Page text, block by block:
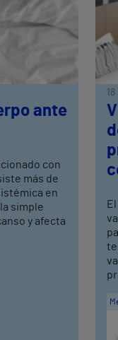
ante
con
más de
en
simple
y afecta